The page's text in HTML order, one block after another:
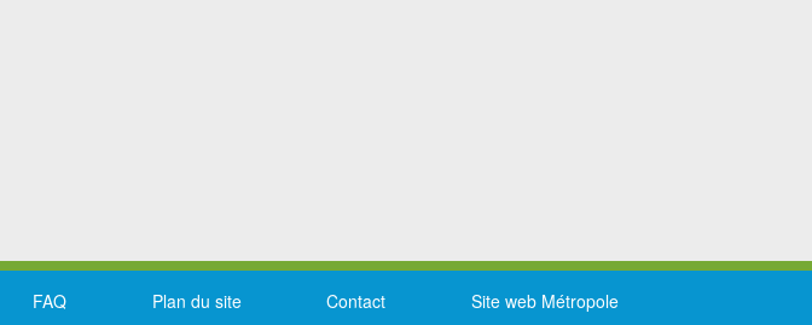
FAQ Plan du site Contact Site web Métropole